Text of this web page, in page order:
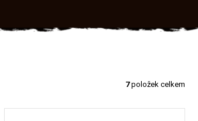
7položek celkem